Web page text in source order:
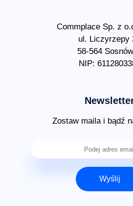
Commplace Sp. z
ul. Liczyrzepy
58-564
NIP:
Zostaw maila i bądź
Wyślij